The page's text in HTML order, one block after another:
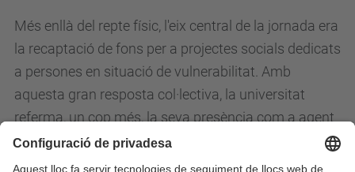
Més enllà del repte físic, l'eix central de la jornada era
la recaptació de fons per a projectes socials dedicats
a persones en situació de vulnerabilitat. Amb
aquesta gran resposta col·lectiva, la universitat
referma, un cop més, la seva presència com a agent
de canvi en el territori.